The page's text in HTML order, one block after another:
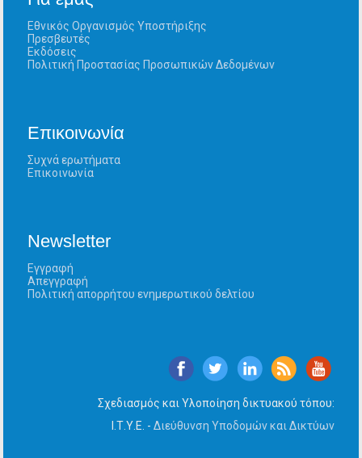
Εθνικός Οργανισμός Υποστήριξης
Πρεσβευτές
Εκδόσεις
Πολιτική Προστασίας Προσωπικών Δεδομένων
Επικοινωνία
Συχνά ερωτήματα
Επικοινωνία
Newsletter
Εγγραφή
Απεγγραφή
Πολιτική απορρήτου ενημερωτικού δελτίου
Σχεδιασμός και Υλοποίηση δικτυακού τόπου:
Ι.Τ.Υ.Ε. - Διεύθυνση Υποδομών και Δικτύων